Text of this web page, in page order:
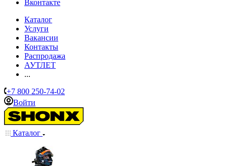
Вконтакте
Каталог
Услуги
Вакансии
Контакты
Распродажа
АУТЛЕТ
...
+7 800 250-74-02
Войти
Каталог